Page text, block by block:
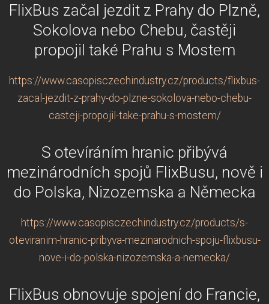
FlixBus začal jezdit z Prahy do Plzně,
Sokolova nebo Chebu, častěji
propojil také Prahu s Mostem
https://www.casopisczechindustry.cz/products/flixbus-
zacal-jezdit-z-prahy-do-plzne-sokolova-nebo-chebu-
casteji-propojil-take-prahu-s-mostem/
S otevíráním hranic přibývá
mezinárodních spojů FlixBusu, nově i
do Polska, Nizozemska a Německa
https://www.casopisczechindustry.cz/products/s-
oteviranim-hranic-pribyva-mezinarodnich-spoju-flixbusu-
nove-i-do-polska-nizozemska-a-nemecka/
FlixBus obnovuje spojení do Francie,